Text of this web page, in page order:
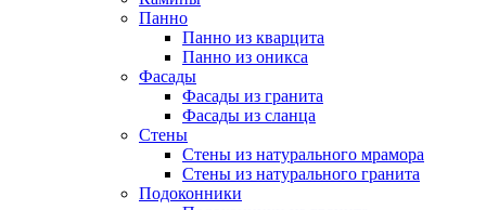
Панно
Панно из кварцита
Панно из оникса
Фасады
Фасады из гранита
Фасады из сланца
Стены
Стены из натурального мрамора
Стены из натурального гранита
Подоконники